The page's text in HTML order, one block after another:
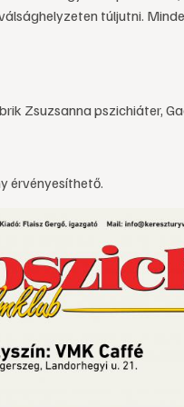
túljutni.
Zsuzsanna pszichiáter,
érvényesíthető.